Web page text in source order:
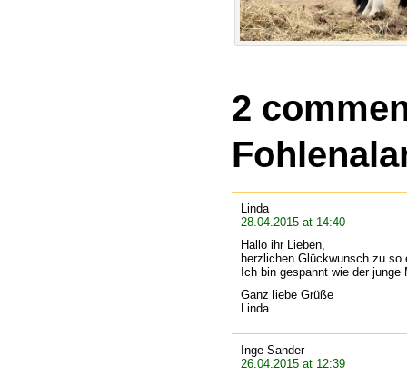
2
Linda
28.04.2015 at 14:40
Hallo ihr Lieben,
herzlichen Glückwunsch zu so
Ich bin gespannt wie der
Ganz liebe Grüße
Linda
Inge Sander
26.04.2015 at 12:39